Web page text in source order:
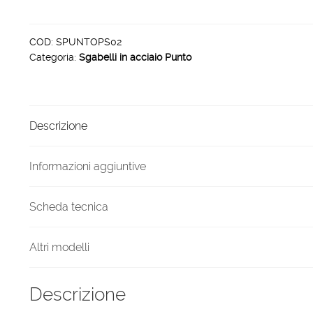
PLUS
S
COD: SPUNTOPS02
Categoria: Sgabelli in acciaio Punto
Descrizione
Informazioni aggiuntive
Scheda tecnica
Altri modelli
Descrizione